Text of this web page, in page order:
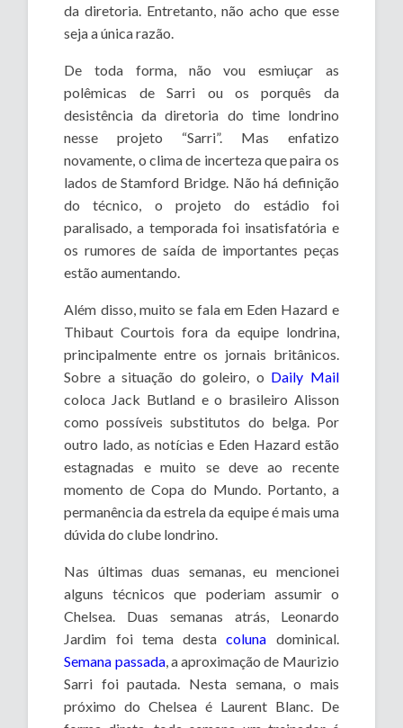
da diretoria. Entretanto, não acho que esse
seja a única razão.
De toda forma, não vou esmiuçar as
polêmicas de Sarri ou os porquês da
desistência da diretoria do time londrino
nesse projeto “Sarri”. Mas enfatizo
novamente, o clima de incerteza que paira os
lados de Stamford Bridge. Não há definição
do técnico, o projeto do estádio foi
paralisado, a temporada foi insatisfatória e
os rumores de saída de importantes peças
estão aumentando.
Além disso, muito se fala em Eden Hazard e
Thibaut Courtois fora da equipe londrina,
principalmente entre os jornais britânicos.
Sobre a situação do goleiro, o Daily Mail
coloca Jack Butland e o brasileiro Alisson
como possíveis substitutos do belga. Por
outro lado, as notícias e Eden Hazard estão
estagnadas e muito se deve ao recente
momento de Copa do Mundo. Portanto, a
permanência da estrela da equipe é mais uma
dúvida do clube londrino.
Nas últimas duas semanas, eu mencionei
alguns técnicos que poderiam assumir o
Chelsea. Duas semanas atrás, Leonardo
Jardim foi tema destacoluna dominical.
Semana passada, a aproximação de Maurizio
Sarri foi pautada. Nesta semana, o mais
próximo do Chelsea é Laurent Blanc. De